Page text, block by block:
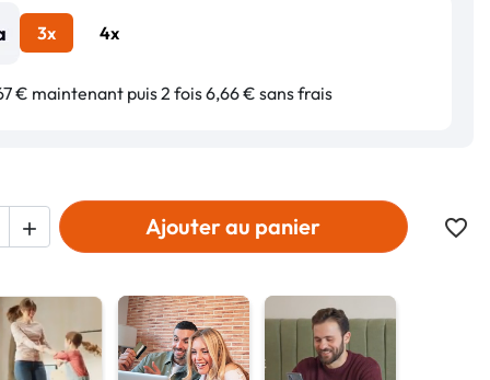
3x 4x
€ maintenant puis 2 fois 6,66 € sans frais
 Ajouter au panier favorite_border